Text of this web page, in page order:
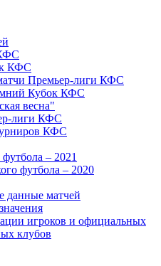
КФС
Премьер-лиги КФС
Кубок КФС
весна"
лиги КФС
КФС
футбола – 2021
футбола – 2020
данные матчей
игроков и официальных
клубов